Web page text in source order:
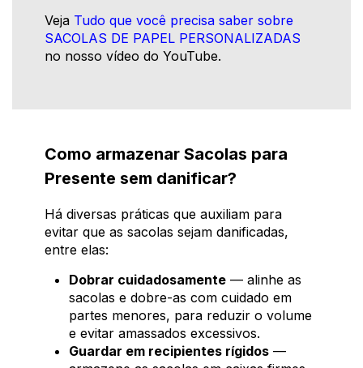
Veja Tudo que você precisa saber sobre
SACOLAS DE PAPEL PERSONALIZADAS
no nosso vídeo do YouTube.
Como armazenar Sacolas para
Presente sem danificar?
Há diversas práticas que auxiliam para
evitar que as sacolas sejam danificadas,
entre elas:
Dobrar cuidadosamente — alinhe as
sacolas e dobre-as com cuidado em
partes menores, para reduzir o volume
e evitar amassados excessivos.
Guardar em recipientes rígidos —